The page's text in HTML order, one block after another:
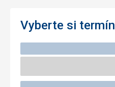
Vyberte si termín